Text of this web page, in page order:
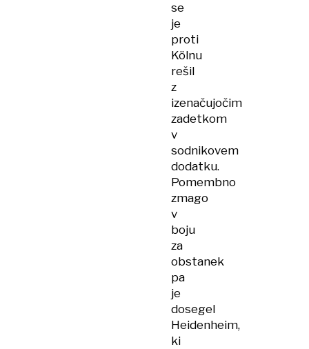
se
je
proti
Kölnu
rešil
z
izenačujočim
zadetkom
v
sodnikovem
dodatku.
Pomembno
zmago
v
boju
za
obstanek
pa
je
dosegel
Heidenheim,
ki